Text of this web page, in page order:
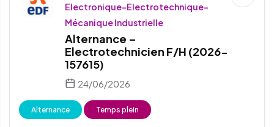
Electronique-Electrotechnique-
Mécanique Industrielle
Alternance –
Electrotechnicien F/H (2026-
157615)
24/06/2026
Alternance Temps plein